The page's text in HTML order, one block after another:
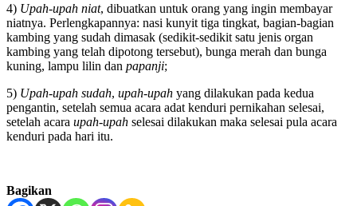
4) Upah-upah niat, dibuatkan untuk orang yang ingin membayar
niatnya. Perlengkapannya: nasi kunyit tiga tingkat, bagian-bagian
kambing yang sudah dimasak (sedikit-sedikit satu jenis organ
kambing yang telah dipotong tersebut), bunga merah dan bunga
kuning, lampu lilin dan papanji;
5) Upah-upah sudah, upah-upah yang dilakukan pada kedua
pengantin, setelah semua acara adat kenduri pernikahan selesai,
setelah acara upah-upah selesai dilakukan maka selesai pula acara
kenduri pada hari itu.
Bagikan